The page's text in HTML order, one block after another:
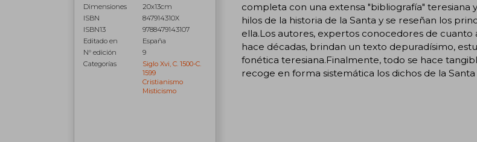
Dimensiones
20x13cm
ISBN
847914310X
ISBN13
9788479143107
Editado en
España
N° edición
9
Categorías
Siglo Xvi, C. 1500-C.
1599
Cristianismo
Misticismo
completa con una extensa "bibliografía" teresiana
hilos de la historia de la Santa y se reseñan los
ella.Los autores, expertos conocedores de cuanto
hace décadas, brindan un texto depuradísimo,
fonética teresiana.Finalmente, todo se hace
recoge en forma sistemática los dichos de la